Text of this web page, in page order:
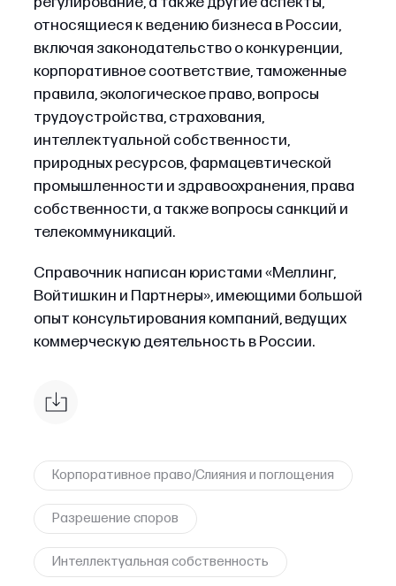
относящиеся к ведению бизнеса в России,
включая законодательство о конкуренции,
корпоративное соответствие, таможенные
правила, экологическое право, вопросы
трудоустройства, страхования,
интеллектуальной собственности,
природных ресурсов, фармацевтической
промышленности и здравоохранения, права
собственности, а также вопросы санкций и
телекоммуникаций.
Справочник написан юристами «Меллинг,
Войтишкин и Партнеры», имеющими большой
опыт консультирования компаний, ведущих
коммерческую деятельность в России.
Корпоративное право/Слияния и поглощения
Разрешение споров
Интеллектуальная собственность